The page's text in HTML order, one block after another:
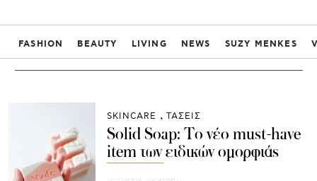
FASHION BEAUTY LIVING NEWS SUZY MENKES
SKINCARE ΤΑΣΕΙΣ
Solid Soap: Το νέο must-have
item των ειδικών ομορφιάς